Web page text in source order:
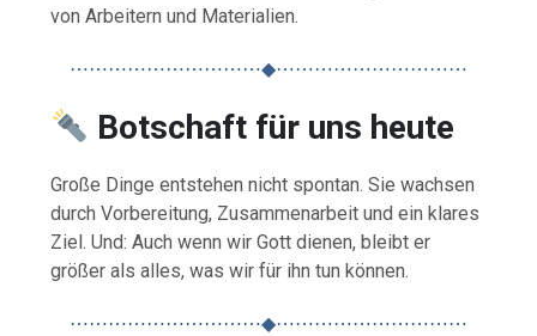
von Arbeitern und Materialien.
⋯⋯⋯⋯⋯⋯⋯⋯⋯⋯◆⋯⋯⋯⋯⋯⋯⋯⋯⋯⋯
Botschaft für uns heute
Große Dinge entstehen nicht spontan. Sie wachsen
durch Vorbereitung, Zusammenarbeit und ein klares
Ziel. Und: Auch wenn wir Gott dienen, bleibt er
größer als alles, was wir für ihn tun können.
⋯⋯⋯⋯⋯⋯⋯⋯⋯⋯◆⋯⋯⋯⋯⋯⋯⋯⋯⋯⋯